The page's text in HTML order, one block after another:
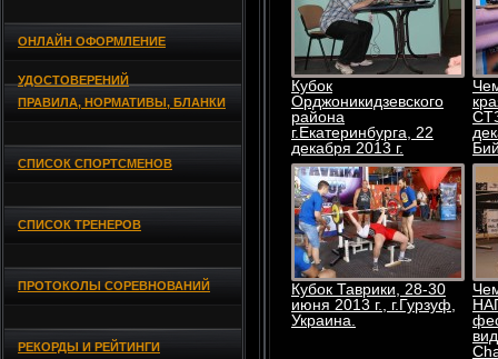
ОНЛАЙН ОФОРМЛЕНИЕ
УДОСТОВЕРЕНИЙ
ПРАВИЛА, НОРМАТИВЫ, БЛАНКИ
СПИСОК СПОРТСМЕНОВ
СПИСОК ТРЕНЕРОВ
ПРОТОКОЛЫ СОРЕВНОВАНИЙ
РЕКОРДЫ И РЕЙТИНГИ
Кубок
Орджоникидзевского
района
г.Екатеринбурга, 22
декабря 2013 г.
Кубок Таврики, 28-30
июня 2013 г., г.Гурзуф,
Украина.